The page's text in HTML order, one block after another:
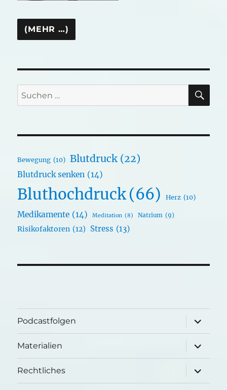
Suchen
nach:
Bewegung (10) Blutdruck (22)
Blutdruck senken (14)
Bluthochdruck(66) Herz (10)
Medikamente (14) Meditation (8) Natrium (9)
Risikofaktoren (12) Stress (13)
Podcastfolgen
öffnen
Materialien
öffnen
Rechtliches
öffnen